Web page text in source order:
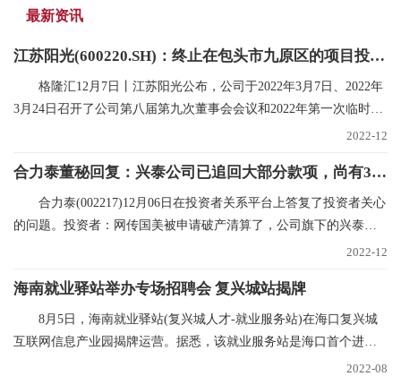
最新资讯
江苏阳光(600220.SH)：终止在包头市九原区的项目投资规划
格隆汇12月7日丨江苏阳光公布，公司于2022年3月7日、2022年
3月24日召开了公司第八届第九次董事会会议和2022年第一次临时股
2022-12
合力泰董秘回复：兴泰公司已追回大部分款项，尚有300多万未支付，已申请财产保全|世界焦点
合力泰(002217)12月06日在投资者关系平台上答复了投资者关心
的问题。投资者：网传国美被申请破产清算了，公司旗下的兴泰和
2022-12
海南就业驿站举办专场招聘会 复兴城站揭牌
8月5日，海南就业驿站(复兴城人才-就业服务站)在海口复兴城
互联网信息产业园揭牌运营。据悉，该就业服务站是海口首个进驻
2022-08